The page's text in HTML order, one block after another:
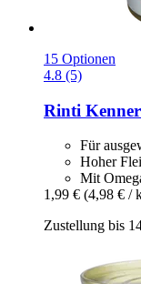
15 Optionen
4.8 (5)
Rinti
Für
Hoher
Mit
1,99 € (4,98 € /
Zustellung bis